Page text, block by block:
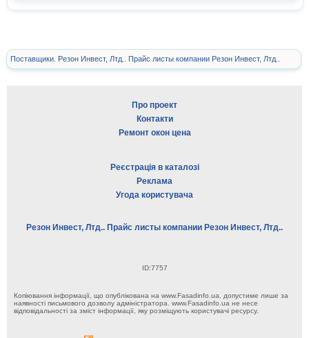
Поставщики. Резон Инвест, Лтд.. Прайс листы компании Резон Инвест, Лтд..
Про проект
Контакти
Ремонт окон цена
Реєстрація в каталозі
Реклама
Угода користувача
Резон Инвест, Лтд.. Прайс листы компании Резон Инвест, Лтд..
ID:7757
Копіювання інформації, що опублікована на www.Fasadinfo.ua, допустиме лише за
наявності письмового дозволу адміністратора. www.Fasadinfo.ua не несе
відповідальності за зміст інформації, яку розміщують користувачі ресурсу.